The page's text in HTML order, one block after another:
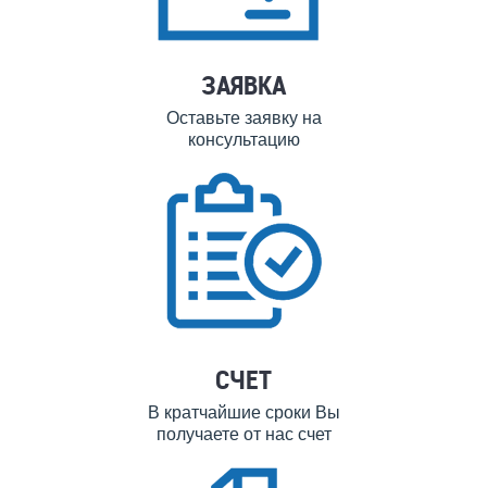
ЗАЯВКА
Оставьте заявку на
консультацию
СЧЕТ
В кратчайшие сроки Вы
получаете от нас счет